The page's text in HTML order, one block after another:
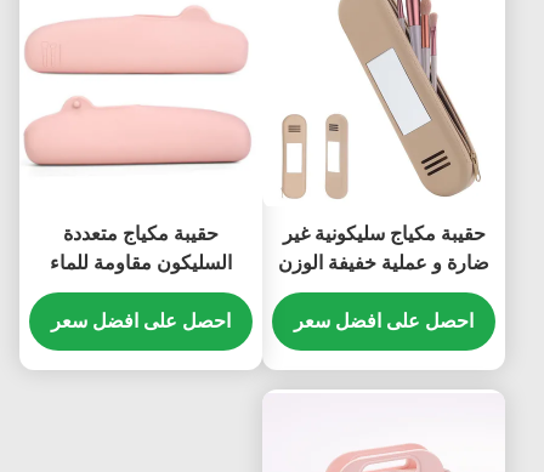
حقيبة مكياج سليكونية غير
ضارة و عملية خفيفة الوزن
احصل على افضل سعر
حقيبة مكياج متعددة
السليكون مقاومة للماء
عديم الرائحة متعدد الألوان
احصل على افضل سعر